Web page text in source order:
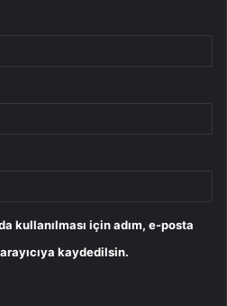
kullanılması için adım, e-posta
kaydedilsin.